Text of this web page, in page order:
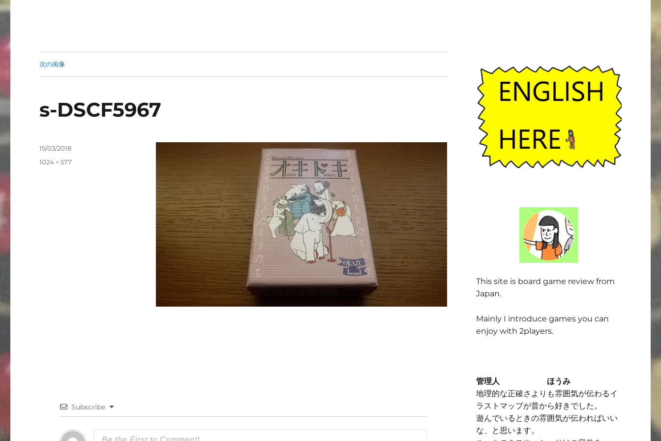
次の画像
s-DSCF5967
投
15/03/2018
フ
1024 × 577
Subscribe
This site is board game review from
Japan.
Mainly I introduce games you can
enjoy with 2players.
管理人 ほうみ
地理的な正確さよりも雰囲気が伝わるイ
ラストマップが昔から好きでした。
遊んでいるときの雰囲気が伝わればいい
な、と思います。